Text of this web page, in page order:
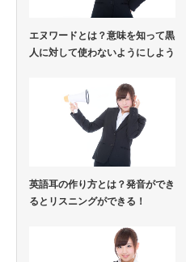
エヌワードとは？意味を知って黒
人に対して使わないようにしよう
英語耳の作り方とは？発音ができ
るとリスニングができる！